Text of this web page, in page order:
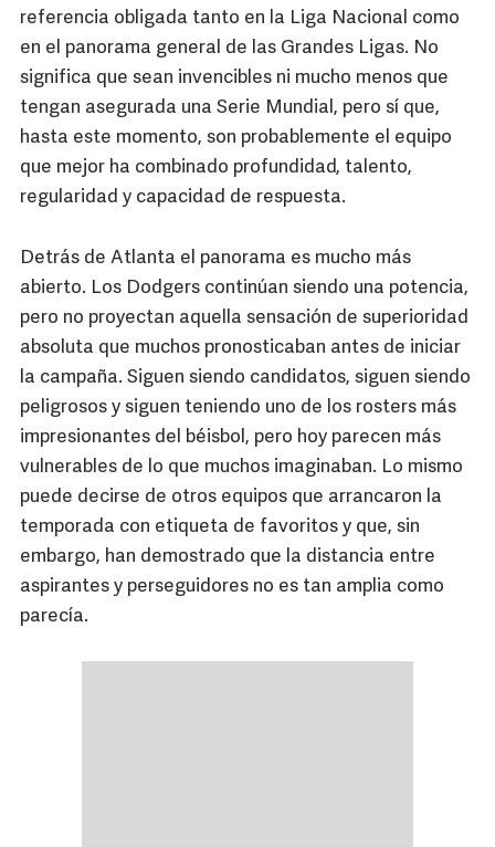
referencia obligada tanto en la Liga Nacional como
en el panorama general de las Grandes Ligas. No
significa que sean invencibles ni mucho menos que
tengan asegurada una Serie Mundial, pero sí que,
hasta este momento, son probablemente el equipo
que mejor ha combinado profundidad, talento,
regularidad y capacidad de respuesta.
Detrás de Atlanta el panorama es mucho más
abierto. Los Dodgers continúan siendo una potencia,
pero no proyectan aquella sensación de superioridad
absoluta que muchos pronosticaban antes de iniciar
la campaña. Siguen siendo candidatos, siguen siendo
peligrosos y siguen teniendo uno de los rosters más
impresionantes del béisbol, pero hoy parecen más
vulnerables de lo que muchos imaginaban. Lo mismo
puede decirse de otros equipos que arrancaron la
temporada con etiqueta de favoritos y que, sin
embargo, han demostrado que la distancia entre
aspirantes y perseguidores no es tan amplia como
parecía.